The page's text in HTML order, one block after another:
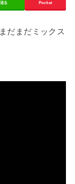
送る Pocket
だまだミックス